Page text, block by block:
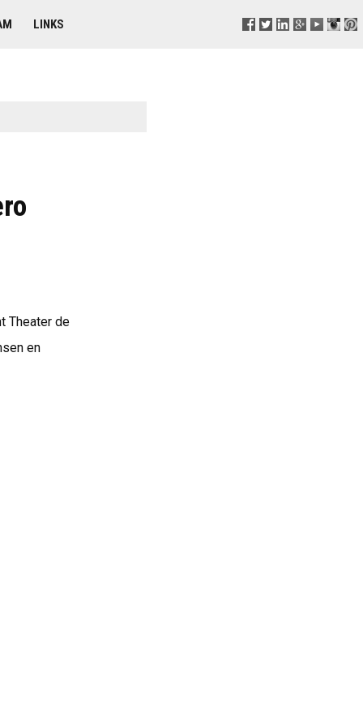
LINKS
Theater de
en